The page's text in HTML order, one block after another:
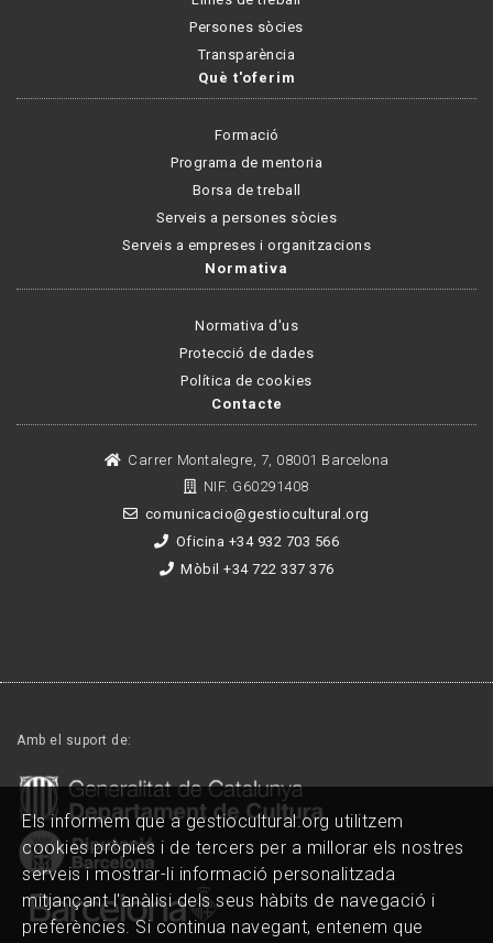
Persones sòcies
Transparència
Què t'oferim
Formació
Programa de mentoria
Borsa de treball
Serveis a persones sòcies
Serveis a empreses i organitzacions
Normativa
Normativa d'us
Protecció de dades
Política de cookies
Contacte
Carrer Montalegre, 7, 08001 Barcelona
NIF. G60291408
comunicacio@gestiocultural.org
Oficina +34 932 703 566
Mòbil +34 722 337 376
Amb el suport de:
Els informem que a gestiocultural.org utilitzem
cookies pròpies i de tercers per a millorar els nostres
serveis i mostrar-li informació personalitzada
mitjançant l'anàlisi dels seus hàbits de navegació i
preferències. Si continua navegant, entenem que